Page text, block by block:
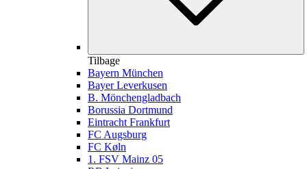
Tilbage
Bayern München
Bayer Leverkusen
B. Mönchengladbach
Borussia Dortmund
Eintracht Frankfurt
FC Augsburg
FC Køln
1. FSV Mainz 05